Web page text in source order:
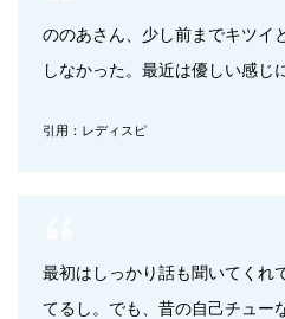
ののあさん、少し前までキツイ
しなかった。最近は優しい感じ
引用：レディスピ
最初はしっかり話も聞いてくれ
てるし。でも、昔の自己チュー